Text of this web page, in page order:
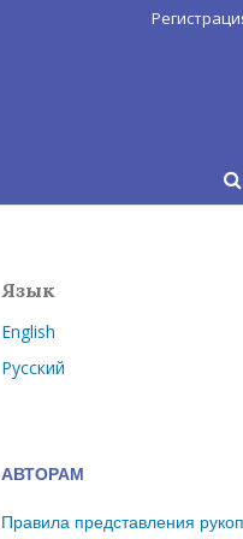
Язык
English
Русский
АВТОРАМ
Правила представления